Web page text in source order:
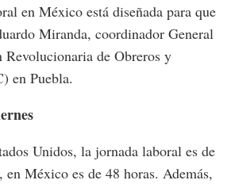
en México está diseñada para que
Miranda, coordinador General
Revolucionaria de Obreros y
en Puebla.
Unidos, la jornada laboral es de
en México es de 48 horas. Además,